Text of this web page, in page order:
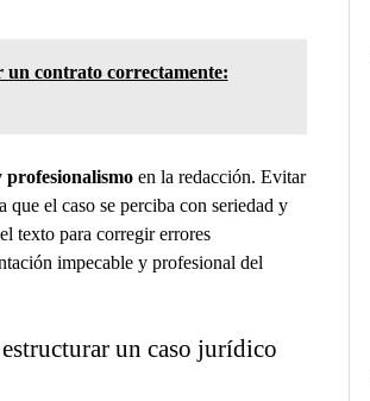
un contrato correctamente:
en la redacción. Evitar
el caso se perciba con seriedad y
texto para corregir errores
impecable y profesional del
un caso jurídico